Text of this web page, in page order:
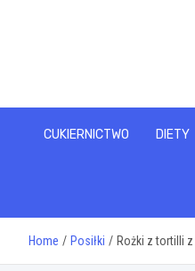
CUKIERNICTWO DIETY
Home Posiłki Rożki z tortilli